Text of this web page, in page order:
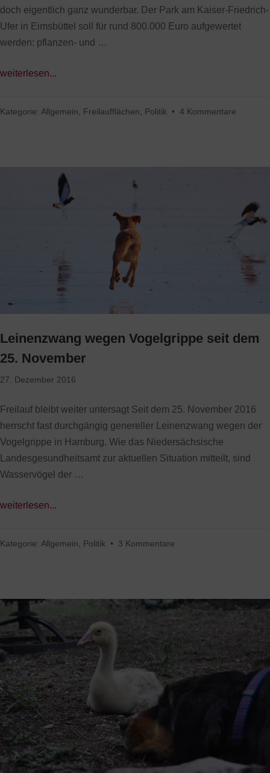
doch eigentlich ganz wunderbar. Der Park am Kaiser-Friedrich-
Ufer in Eimsbüttel soll für rund 800.000 Euro aufgewertet
werden: pflanzen- und …
weiterlesen...
Kategorie: Allgemein Freilaufflächen Politik • 4 Kommentare
Leinenzwang wegen Vogelgrippe seit dem
25. November
27. Dezember 2016
Freilauf bleibt weiter untersagt Seit dem 25. November 2016
herrscht fast durchgängig genereller Leinenzwang wegen der
Vogelgrippe in Hamburg. Wie das Niedersächsische
Landesgesundheitsamt zur aktuellen Situation mitteilt, sind
Wasservögel der …
weiterlesen...
Kategorie: Allgemein Politik • 3 Kommentare